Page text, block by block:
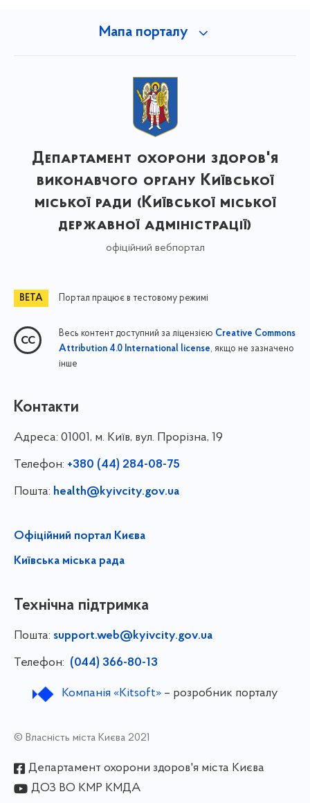
Мапа порталу
Департамент охорони здоров'я
виконавчого органу Київської
міської ради (Київської міської
державної адміністрації)
офіційний вебпортал
Портал працює в тестовому режимі
Весь контент доступний за ліцензією Creative Commons
Attribution 4.0 International license, якщо не зазначено
інше
Контакти
Адреса: 01001, м. Київ, вул. Прорізна, 19
Телефон: +380 (44) 284-08-75
Пошта: health@kyivcity.gov.ua
Офіційний портал Києва
Київська міська рада
Технічна підтримка
Пошта: support.web@kyivcity.gov.ua
Телефон: (044) 366-80-13
Компанія «Kitsoft»– розробник порталу
© Власність міста Києва 2021
Департамент охорони здоров'я міста Києва
ДОЗ ВО КМР КМДА